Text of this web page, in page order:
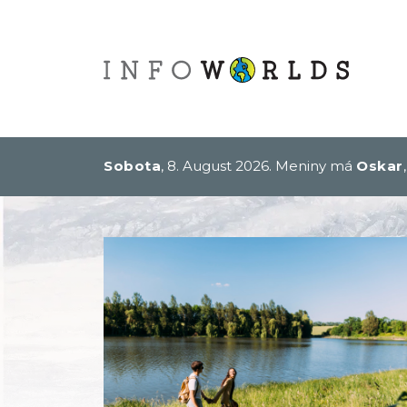
Sobota, 8. August 2026. Meniny má Oskar